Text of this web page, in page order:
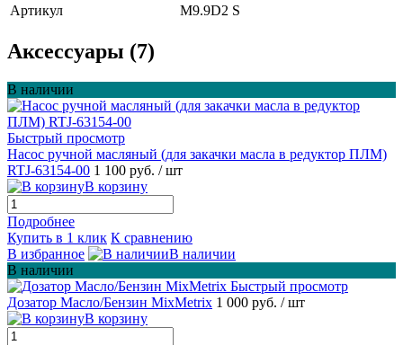
Артикул
М9.9D2 S
Аксессуары (7)
В наличии
Быстрый просмотр
Насос ручной масляный (для закачки масла в редуктор ПЛМ)
RTJ-63154-00 1 100 руб. / шт
В корзину
Подробнее
Купить в 1 клик К сравнению
В избранное
В наличии
В наличии
Быстрый просмотр
Дозатор Масло/Бензин MixMetrix 1 000 руб. / шт
В корзину